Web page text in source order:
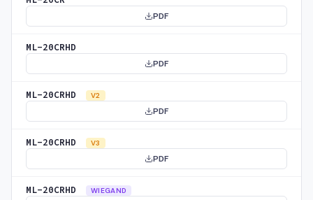
PDF
ML-20CRHD
PDF
ML-20CRHD V2
PDF
ML-20CRHD V3
PDF
ML-20CRHD WIEGAND